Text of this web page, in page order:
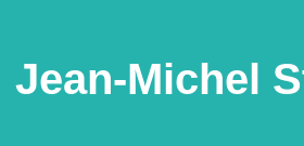
Jean-Michel